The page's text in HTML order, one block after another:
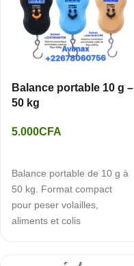
Balance portable 10 g –
50 kg
5.000CFA
Balance portable de 10 g à
50 kg. Format compact
pour peser volailles,
aliments et colis